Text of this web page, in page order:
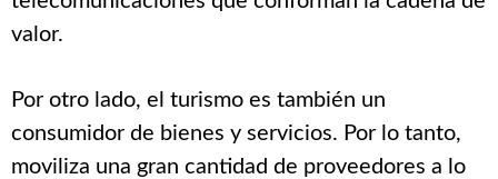
valor.
Por otro lado, el turismo es también un
consumidor de bienes y servicios. Por lo tanto,
moviliza una gran cantidad de proveedores a lo